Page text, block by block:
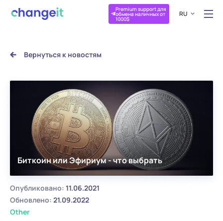
Premium support для
обмена наличных от
1000$
RU
Вернуться к новостям
Биткоин или Эфириум - что выбрать
Опубликовано: 11.06.2021
Обновлено: 21.09.2022
Other